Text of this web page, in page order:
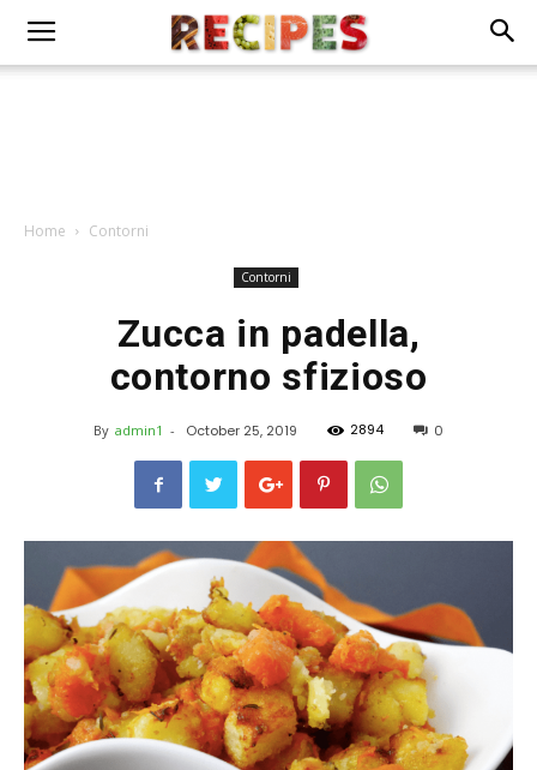
Home Contorni
Contorni
Zucca in padella,
contorno sfizioso
By admin1 - October 25, 2019 2894 0